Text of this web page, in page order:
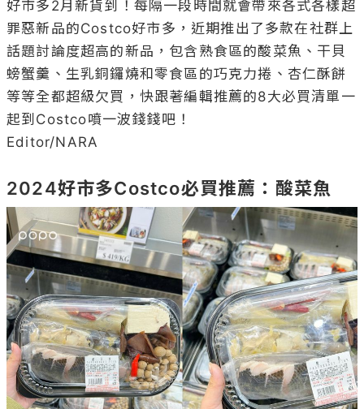
好市多2月新貨到！每隔一段時間就會帶來各式各樣超
罪惡新品的Costco好市多，近期推出了多款在社群上
話題討論度超高的新品，包含熟食區的酸菜魚、干貝
螃蟹羹、生乳銅鑼燒和零食區的巧克力捲、杏仁酥餅
等等全都超級欠買，快跟著編輯推薦的8大必買清單一
起到Costco噴一波錢錢吧！
Editor/NARA
2024好市多Costco必買推薦：酸菜魚